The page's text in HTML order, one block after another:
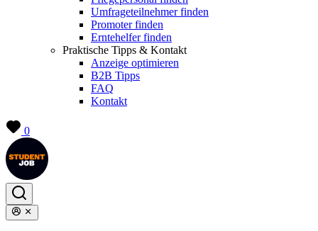
Umfrageteilnehmer finden
Promoter finden
Erntehelfer finden
Praktische Tipps & Kontakt
Anzeige optimieren
B2B Tipps
FAQ
Kontakt
0